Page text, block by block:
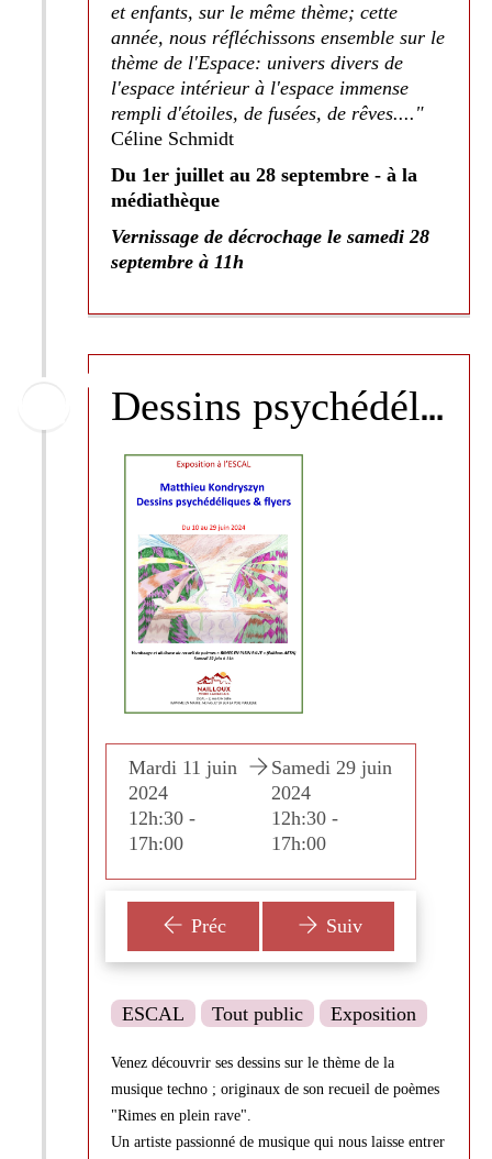
et enfants, sur le même thème; cette
année, nous réfléchissons ensemble sur le
thème de l'Espace: univers divers de
l'espace intérieur à l'espace immense
rempli d'étoiles, de fusées, de rêves...."
Céline Schmidt
Du 1er juillet au 28 septembre - à la
médiathèque
Vernissage de décrochage le samedi 28
septembre à 11h
D
essins psychédéliques & flyers - Matthieu Kondryszyn
Mardi 11 juin
2024
12h:30 -
17h:00
Samedi 29 juin
2024
12h:30 -
17h:00
Préc Suiv
ESCAL Tout public Exposition
Venez découvrir ses dessins sur le thème de la
musique techno ; originaux de son recueil de poèmes
"Rimes en plein rave".
Un artiste passionné de musique qui nous laisse entrer